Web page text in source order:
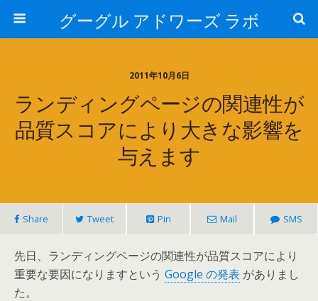
グーグル アドワーズ ラボ
2011年10月6日
ランディングページの関連性が
品質スコアにより大きな影響を
与えます
Share Tweet Pin Mail SMS
先日、ランディングページの関連性が品質スコアにより
重要な要因になりますという Google の発表 がありまし
た。